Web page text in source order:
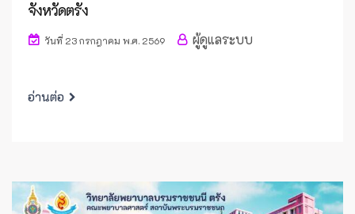
จังหวัดตรัง
วันที่ 23 กรกฎาคม พ.ศ. 2569 ผู้ดูแลระบบ
อ่านต่อ